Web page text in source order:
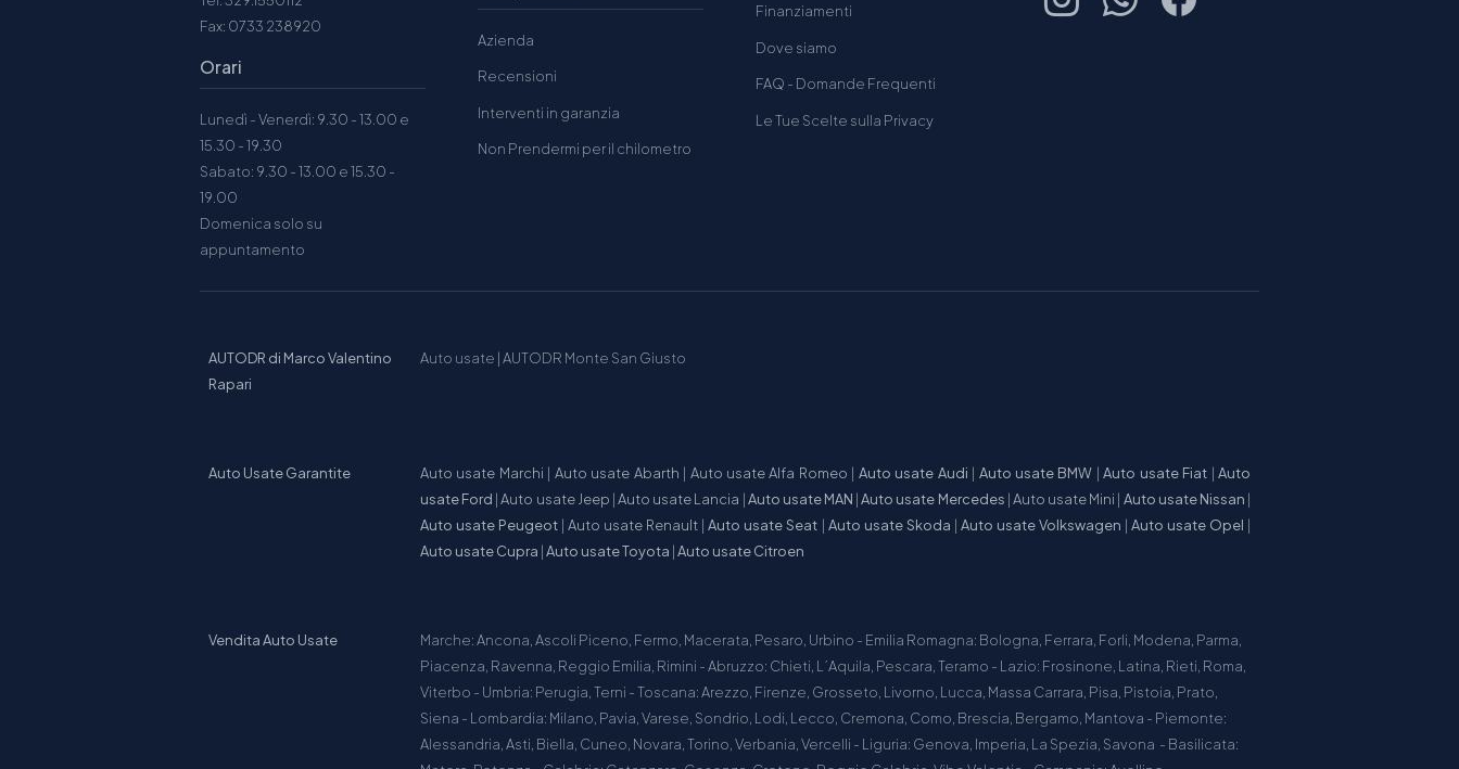
Fax: 0733 238920
Orari
Lunedì - Venerdì: 9.30 - 13.00 e
15.30 - 19.30
Sabato: 9.30 - 13.00 e 15.30 -
19.00
Domenica solo su
appuntamento
Azienda
Recensioni
Interventi in garanzia
Non Prendermi per il chilometro
Finanziamenti
Dove siamo
FAQ - Domande Frequenti
Le Tue Scelte sulla Privacy
AUTODR di Marco Valentino
Rapari
Auto usate |AUTODR Monte San Giusto
Auto Usate Garantite Auto usate Marchi | Auto usate Abarth | Auto usate Alfa Romeo | Auto usate Audi | Auto usate BMW |Auto usate Fiat |Auto
usate Ford |Auto usate Jeep |Auto usate Lancia |Auto usate MAN |Auto usate Mercedes |Auto usate Mini | Auto usate Nissan |
Auto usate Peugeot |Auto usate Renault |Auto usate Seat | Auto usate Skoda | Auto usate Volkswagen | Auto usate Opel |
Auto usate Cupra |Auto usate Toyota |Auto usate Citroen
Vendita Auto Usate
Marche: Ancona, Ascoli Piceno, Fermo, Macerata, Pesaro, Urbino - Emilia Romagna: Bologna, Ferrara, Forli, Modena, Parma,
Piacenza, Ravenna, Reggio Emilia, Rimini - Abruzzo: Chieti, L´Aquila, Pescara, Teramo - Lazio: Frosinone, Latina, Rieti, Roma,
Viterbo - Umbria: Perugia, Terni - Toscana: Arezzo, Firenze, Grosseto, Livorno, Lucca, Massa Carrara, Pisa, Pistoia, Prato,
Siena - Lombardia: Milano, Pavia, Varese, Sondrio, Lodi, Lecco, Cremona, Como, Brescia, Bergamo, Mantova - Piemonte:
Alessandria, Asti, Biella, Cuneo, Novara, Torino, Verbania, Vercelli - Liguria: Genova, Imperia, La Spezia, Savona - Basilicata: